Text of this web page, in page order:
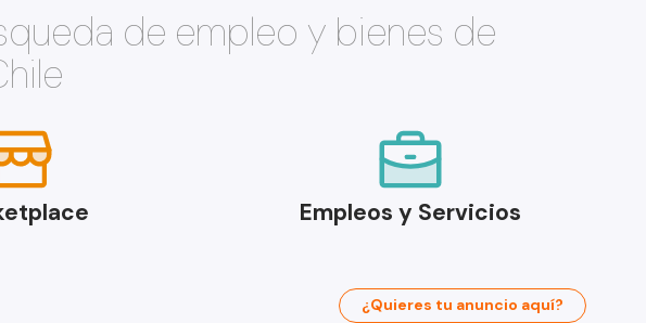
de empleo y bienes de
Empleos y Servicios
¿Quieres tu anuncio aquí?